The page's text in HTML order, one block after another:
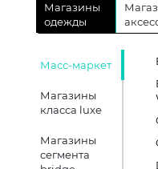
Магазины
одежды
Масс-маркет
Магазины
класса luxe
Магазины
сегмента